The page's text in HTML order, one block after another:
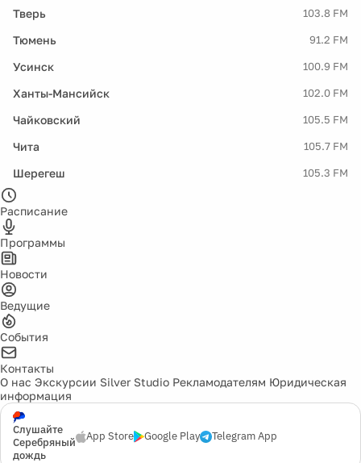
Тверь 103.8 FM
Тюмень 91.2 FM
Усинск 100.9 FM
Ханты-Мансийск 102.0 FM
Чайковский 105.5 FM
Чита 105.7 FM
Шерегеш 105.3 FM
Расписание
Программы
Новости
Ведущие
События
Контакты
О нас Экскурсии Silver Studio Рекламодателям Юридическая
информация
Слушайте
Серебряный
дождь
App Store Google Play Telegram App